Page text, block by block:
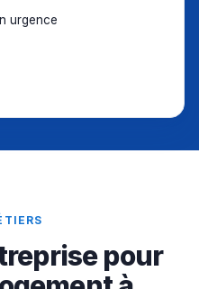
urgence
pour